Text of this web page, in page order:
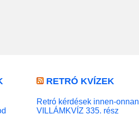
RETRÓ KVÍZEK
Retró kérdések innen-onnan
VILLÁMKVÍZ 335. rész